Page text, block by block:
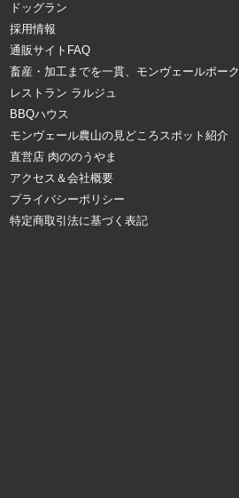
ドッグラン
採用情報
通販サイトFAQ
畜産・加工までを一貫、モンヴェールポーク
レストラン ラルジュ
BBQハウス
モンヴェール農山の見どころスポット紹介
直営店 肉ののうやま
アクセス＆会社概要
プライバシーポリシー
特定商取引法に基づく表記